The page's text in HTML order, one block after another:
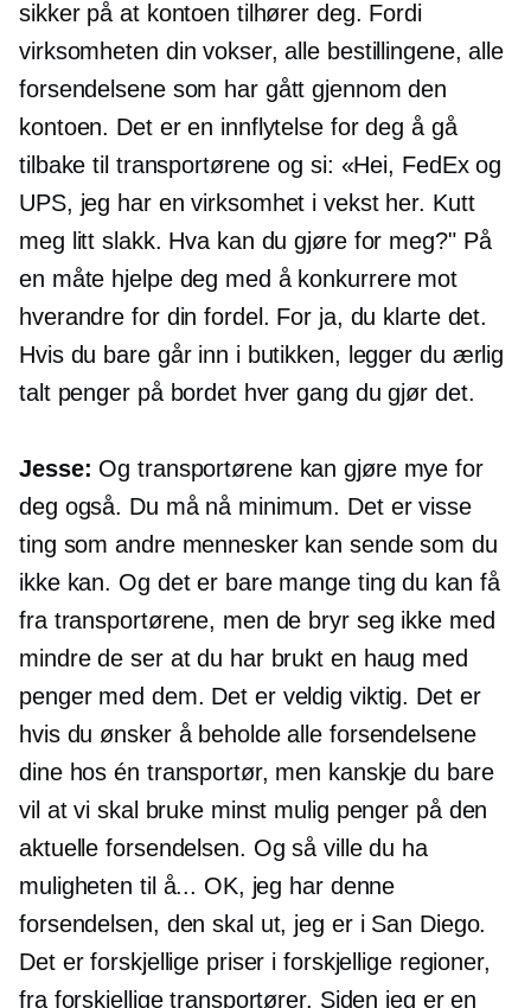
sikker på at kontoen tilhører deg. Fordi
virksomheten din vokser, alle bestillingene, alle
forsendelsene som har gått gjennom den
kontoen. Det er en innflytelse for deg å gå
tilbake til transportørene og si: «Hei, FedEx og
UPS, jeg har en virksomhet i vekst her. Kutt
meg litt slakk. Hva kan du gjøre for meg?" På
en måte hjelpe deg med å konkurrere mot
hverandre for din fordel. For ja, du klarte det.
Hvis du bare går inn i butikken, legger du ærlig
talt penger på bordet hver gang du gjør det.
Jesse: Og transportørene kan gjøre mye for
deg også. Du må nå minimum. Det er visse
ting som andre mennesker kan sende som du
ikke kan. Og det er bare mange ting du kan få
fra transportørene, men de bryr seg ikke med
mindre de ser at du har brukt en haug med
penger med dem. Det er veldig viktig. Det er
hvis du ønsker å beholde alle forsendelsene
dine hos én transportør, men kanskje du bare
vil at vi skal bruke minst mulig penger på den
aktuelle forsendelsen. Og så ville du ha
muligheten til å... OK, jeg har denne
forsendelsen, den skal ut, jeg er i San Diego.
Det er forskjellige priser i forskjellige regioner,
fra forskjellige transportører. Siden jeg er en